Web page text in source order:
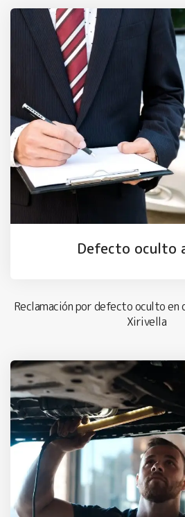
Defecto oculto
Reclamación por defecto oculto en
Xirivella